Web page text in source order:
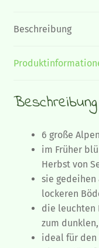
Beschreibung
Beschreibung
6 große
im Früher
Herbst von
sie
lockeren
die leuchten
zum
ideal für den